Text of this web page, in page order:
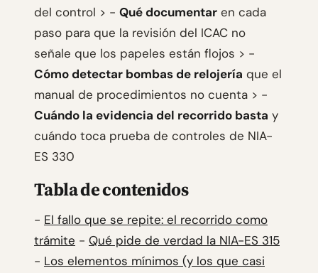
del control > - Qué documentar en cada
paso para que la revisión del ICAC no
señale que los papeles están flojos > -
Cómo detectar bombas de relojería que el
manual de procedimientos no cuenta > -
Cuándo la evidencia del recorrido basta y
cuándo toca prueba de controles de NIA-
ES 330
Tabla de contenidos
- El fallo que se repite: el recorrido como
trámite - Qué pide de verdad la NIA-ES 315
- Los elementos mínimos (y los que casi